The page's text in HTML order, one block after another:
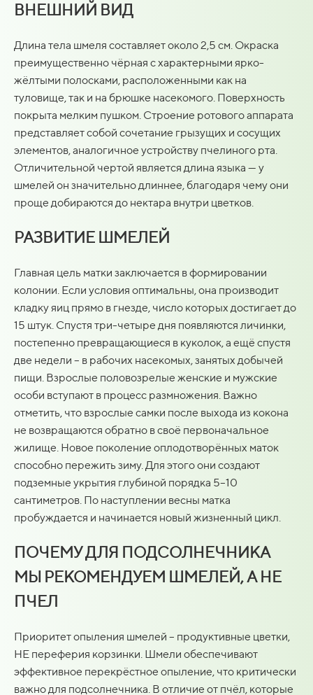
ВНЕШНИЙ ВИД
Длина тела шмеля составляет около 2,5 см. Окраска
преимущественно чёрная с характерными ярко-
жёлтыми полосками, расположенными как на
туловище, так и на брюшке насекомого. Поверхность
покрыта мелким пушком. Строение ротового аппарата
представляет собой сочетание грызущих и сосущих
элементов, аналогичное устройству пчелиного рта.
Отличительной чертой является длина языка — у
шмелей он значительно длиннее, благодаря чему они
проще добираются до нектара внутри цветков.
РАЗВИТИЕ ШМЕЛЕЙ
Главная цель матки заключается в формировании
колонии. Если условия оптимальны, она производит
кладку яиц прямо в гнезде, число которых достигает до
15 штук. Спустя три-четыре дня появляются личинки,
постепенно превращающиеся в куколок, а ещё спустя
две недели – в рабочих насекомых, занятых добычей
пищи. Взрослые половозрелые женские и мужские
особи вступают в процесс размножения. Важно
отметить, что взрослые самки после выхода из кокона
не возвращаются обратно в своё первоначальное
жилище. Новое поколение оплодотворённых маток
способно пережить зиму. Для этого они создают
подземные укрытия глубиной порядка 5–10
сантиметров. По наступлении весны матка
пробуждается и начинается новый жизненный цикл.
ПОЧЕМУ ДЛЯ ПОДСОЛНЕЧНИКА
МЫ РЕКОМЕНДУЕМ ШМЕЛЕЙ, А НЕ
ПЧЕЛ
Приоритет опыления шмелей – продуктивные цветки,
НЕ переферия корзинки. Шмели обеспечивают
эффективное перекрёстное опыление, что критически
важно для подсолнечника. В отличие от пчёл, которые